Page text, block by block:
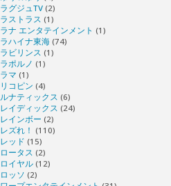
ラグジュTV (2)
ラストラス (1)
ラナ エンタテインメント (1)
ラハイナ東海 (74)
ラビリンス (1)
ラポルノ (1)
ラマ (1)
リコピン (4)
ルナティックス (6)
レイディックス (24)
レインボー (2)
レズれ！ (110)
レッド (15)
ロータス (2)
ロイヤル (12)
ロッソ (2)